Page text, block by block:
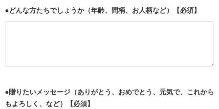
●どんな方たちでしょうか（年齢、間柄、お人柄など）【必須】
●贈りたいメッセージ（ありがとう、おめでとう、元気で、これから
もよろしく、など）【必須】